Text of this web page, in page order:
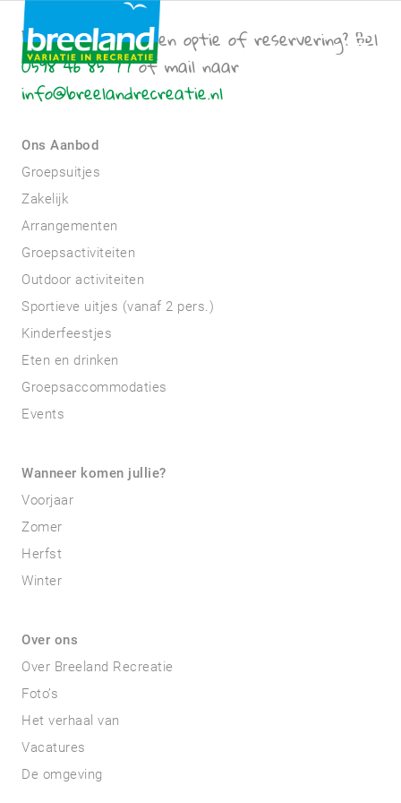
Een vraag over een optie of reservering? Bel
0598 46 85 77of mail naar
info@breelandrecreatie.nl
Ons Aanbod
Groepsuitjes
Zakelijk
Arrangementen
Groepsactiviteiten
Outdoor activiteiten
Sportieve uitjes (vanaf 2 pers.)
Kinderfeestjes
Eten en drinken
Groepsaccommodaties
Events
Wanneer komen jullie?
Voorjaar
Zomer
Herfst
Winter
Over ons
Over Breeland Recreatie
Foto’s
Het verhaal van
Vacatures
De omgeving